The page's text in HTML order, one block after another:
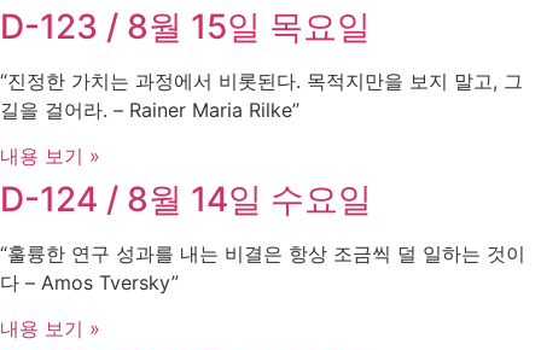
D-123 / 8월 15일 목요일
“진정한 가치는 과정에서 비롯된다. 목적지만을 보지 말고, 그
길을 걸어라. – Rainer Maria Rilke”
내용 보기 »
D-124 / 8월 14일 수요일
“훌륭한 연구 성과를 내는 비결은 항상 조금씩 덜 일하는 것이
다 – Amos Tversky”
내용 보기 »